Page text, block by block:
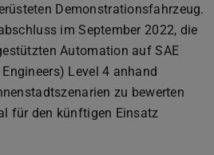
Demonstrationsfahrzeug.
im September 2022, die
Automation auf SAE
Level 4 anhand
zu bewerten
für den künftigen Einsatz